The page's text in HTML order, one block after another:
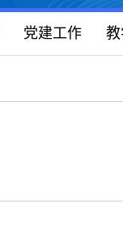
党建工作